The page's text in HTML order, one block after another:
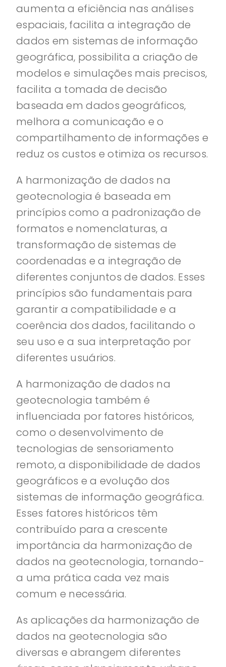
aumenta a eficiência nas análises
espaciais, facilita a integração de
dados em sistemas de informação
geográfica, possibilita a criação de
modelos e simulações mais precisos,
facilita a tomada de decisão
baseada em dados geográficos,
melhora a comunicação e o
compartilhamento de informações e
reduz os custos e otimiza os recursos.
A harmonização de dados na
geotecnologia é baseada em
princípios como a padronização de
formatos e nomenclaturas, a
transformação de sistemas de
coordenadas e a integração de
diferentes conjuntos de dados. Esses
princípios são fundamentais para
garantir a compatibilidade e a
coerência dos dados, facilitando o
seu uso e a sua interpretação por
diferentes usuários.
A harmonização de dados na
geotecnologia também é
influenciada por fatores históricos,
como o desenvolvimento de
tecnologias de sensoriamento
remoto, a disponibilidade de dados
geográficos e a evolução dos
sistemas de informação geográfica.
Esses fatores históricos têm
contribuído para a crescente
importância da harmonização de
dados na geotecnologia, tornando-
a uma prática cada vez mais
comum e necessária.
As aplicações da harmonização de
dados na geotecnologia são
diversas e abrangem diferentes